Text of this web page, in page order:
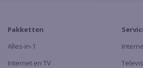
Pakketten
Alles-in-1
Internet en TV